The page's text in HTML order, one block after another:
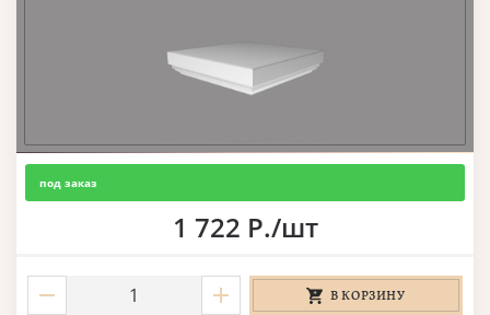
под заказ
1 722 Р./шт
В КОРЗИНУ